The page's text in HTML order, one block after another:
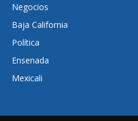
Negocios
Baja California
Política
Ensenada
Mexicali